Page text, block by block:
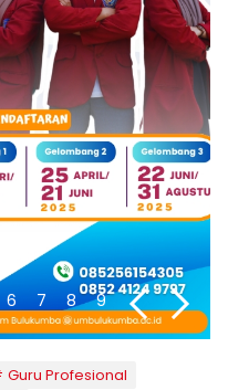
6 7 8 9
Guru Profesional